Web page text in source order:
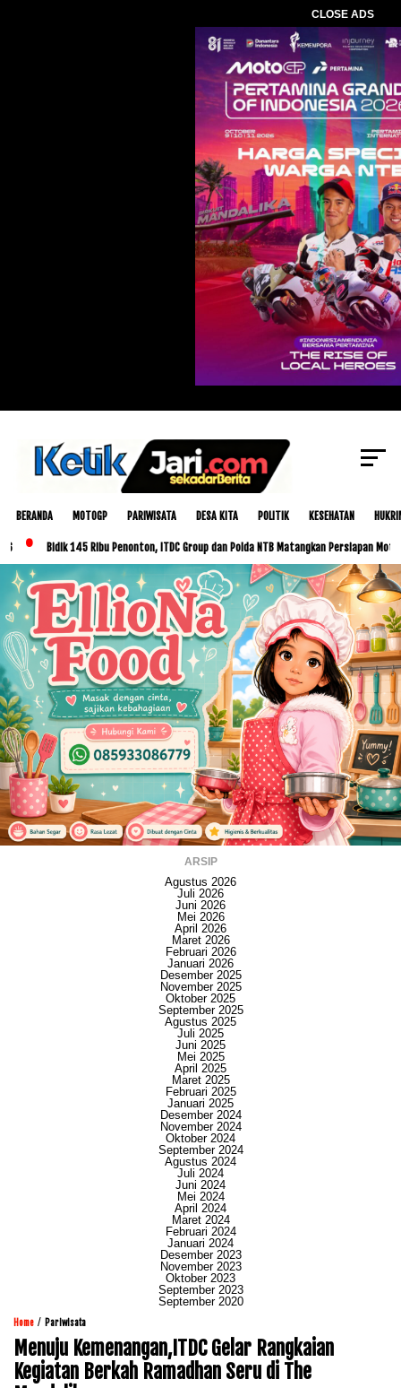
CLOSE ADS
BERANDA MOTOGP PARIWISATA DESA KITA POLITIK KESEHATAN
145 Ribu Penonton, ITDC Group dan Polda NTB Matangkan Persiapan MotoGP
ARSIP
Agustus 2026
Juli 2026
Juni 2026
Mei 2026
April 2026
Maret 2026
Februari 2026
Januari 2026
Desember 2025
November 2025
Oktober 2025
September 2025
Agustus 2025
Juli 2025
Juni 2025
Mei 2025
April 2025
Maret 2025
Februari 2025
Januari 2025
Desember 2024
November 2024
Oktober 2024
September 2024
Agustus 2024
Juli 2024
Juni 2024
Mei 2024
April 2024
Maret 2024
Februari 2024
Januari 2024
Desember 2023
November 2023
Oktober 2023
September 2023
September 2020
Home / Pariwisata
Menuju Kemenangan,ITDC Gelar Rangkaian
Kegiatan Berkah Ramadhan Seru di The